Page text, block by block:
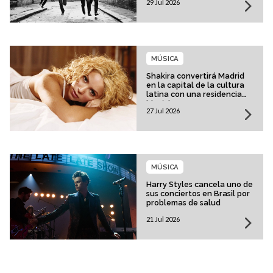
29 Jul 2026
Shakira convertirá Madrid
en la capital de la cultura
latina con una residencia
histórica
MÚSICA
27 Jul 2026
Harry Styles cancela uno de
sus conciertos en Brasil por
problemas de salud
MÚSICA
21 Jul 2026